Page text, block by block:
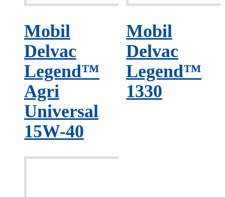
Mobil
Delvac
Legend™
Agri
Universal
15W-40
Mobil
Delvac
Legend™
1330